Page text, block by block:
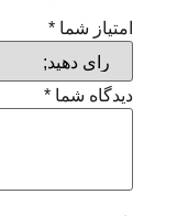
امتیاز شما *
دیدگاه شما *